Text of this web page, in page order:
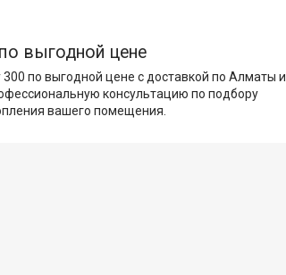
выгодной цене
по выгодной цене с доставкой по Алматы и
консультацию по подбору
вашего помещения.